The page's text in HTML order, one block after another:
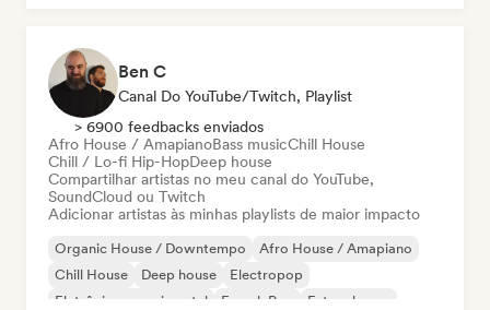
Ben C
Canal Do YouTube/Twitch, Playlist
> 6900 feedbacks enviados
Afro House / AmapianoBass musicChill House
Chill / Lo-fi Hip-HopDeep house
Compartilhar artistas no meu canal do YouTube,
SoundCloud ou Twitch
Adicionar artistas às minhas playlists de maior impacto
Organic House / Downtempo
Afro House / Amapiano
Chill House
Deep house
Electropop
Eletrônica experimental
French Pop Future house